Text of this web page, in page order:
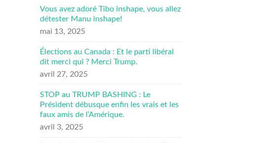
Vous avez adoré Tibo inshape, vous allez
détester Manu inshape!
mai 13, 2025
Élections au Canada : Et le parti libéral
dit merci qui ? Merci Trump.
avril 27, 2025
STOP au TRUMP BASHING : Le
Président débusque enfin les vrais et les
faux amis de l’Amérique.
avril 3, 2025